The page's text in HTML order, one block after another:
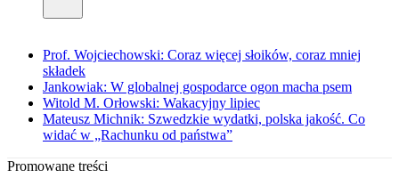
Prof. Wojciechowski: Coraz więcej słoików, coraz mniej
składek
Jankowiak: W globalnej gospodarce ogon macha psem
Witold M. Orłowski: Wakacyjny lipiec
Mateusz Michnik: Szwedzkie wydatki, polska jakość. Co
widać w „Rachunku od państwa”
Promowane treści